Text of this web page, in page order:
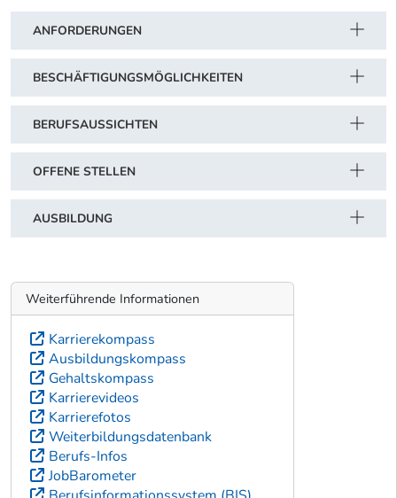
ANFORDERUNGEN
BESCHÄFTIGUNGSMÖGLICHKEITEN
BERUFSAUSSICHTEN
OFFENE STELLEN
AUSBILDUNG
Weiterführende Informationen
Karrierekompass
Ausbildungskompass
Gehaltskompass
Karrierevideos
Karrierefotos
Weiterbildungsdatenbank
Berufs-Infos
JobBarometer